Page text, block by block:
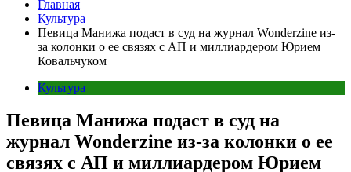
Главная
Культура
Певица Манижа подаст в суд на журнал Wonderzine из-
за колонки о ее связях с АП и миллиардером Юрием
Ковальчуком
Культура
Певица Манижа подаст в суд на
журнал Wonderzine из-за колонки о ее
связях с АП и миллиардером Юрием